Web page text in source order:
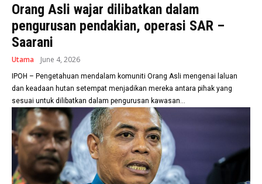
Orang Asli wajar dilibatkan dalam
pengurusan pendakian, operasi SAR –
Saarani
Utama June 4, 2026
IPOH – Pengetahuan mendalam komuniti Orang Asli mengenai laluan
dan keadaan hutan setempat menjadikan mereka antara pihak yang
sesuai untuk dilibatkan dalam pengurusan kawasan...